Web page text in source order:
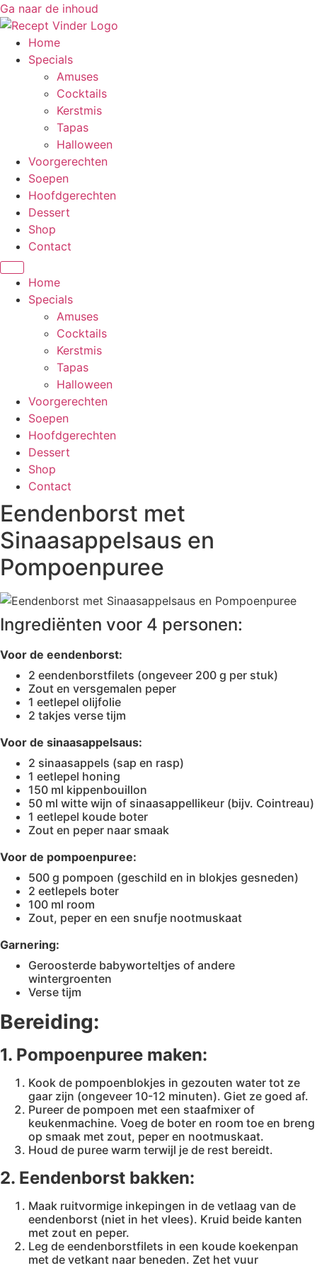
Ga naar de inhoud
Home
Specials
Amuses
Cocktails
Kerstmis
Tapas
Halloween
Voorgerechten
Soepen
Hoofdgerechten
Dessert
Shop
Contact
Home
Specials
Amuses
Cocktails
Kerstmis
Tapas
Halloween
Voorgerechten
Soepen
Hoofdgerechten
Dessert
Shop
Contact
Eendenborst met
Sinaasappelsaus en
Pompoenpuree
Ingrediënten voor 4 personen:
Voor de eendenborst:
2 eendenborstfilets (ongeveer 200 g per stuk)
Zout en versgemalen peper
1 eetlepel olijfolie
2 takjes verse tijm
Voor de sinaasappelsaus:
2 sinaasappels (sap en rasp)
1 eetlepel honing
150 ml kippenbouillon
50 ml witte wijn of sinaasappellikeur (bijv. Cointreau)
1 eetlepel koude boter
Zout en peper naar smaak
Voor de pompoenpuree:
500 g pompoen (geschild en in blokjes gesneden)
2 eetlepels boter
100 ml room
Zout, peper en een snufje nootmuskaat
Garnering:
Geroosterde babyworteltjes of andere
wintergroenten
Verse tijm
Bereiding:
1. Pompoenpuree maken:
Kook de pompoenblokjes in gezouten water tot ze
gaar zijn (ongeveer 10-12 minuten). Giet ze goed af.
Pureer de pompoen met een staafmixer of
keukenmachine. Voeg de boter en room toe en breng
op smaak met zout, peper en nootmuskaat.
Houd de puree warm terwijl je de rest bereidt.
2. Eendenborst bakken:
Maak ruitvormige inkepingen in de vetlaag van de
eendenborst (niet in het vlees). Kruid beide kanten
met zout en peper.
Leg de eendenborstfilets in een koude koekenpan
met de vetkant naar beneden. Zet het vuur